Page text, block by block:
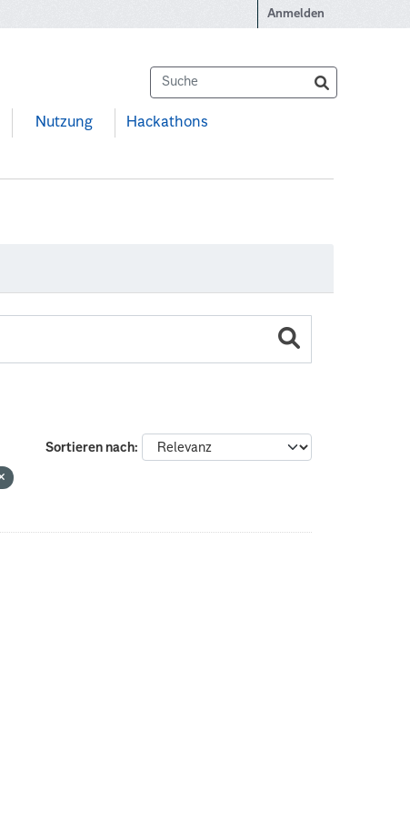
Anmelden
Nutzung Hackathons
Sortieren nach